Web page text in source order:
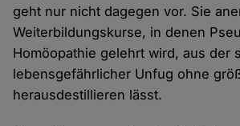
geht nur nicht dagegen vor. Sie
Weiterbildungskurse, in denen
Homöopathie gelehrt wird, aus der
lebensgefährlicher Unfug ohne
herausdestillieren lässt.